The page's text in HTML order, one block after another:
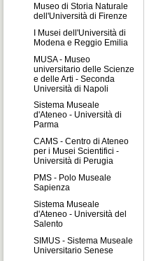
Museo di Storia Naturale
dell'Università di Firenze
I Musei dell'Università di
Modena e Reggio Emilia
MUSA - Museo
universitario delle Scienze
e delle Arti - Seconda
Università di Napoli
Sistema Museale
d'Ateneo - Università di
Parma
CAMS - Centro di Ateneo
per i Musei Scientifici -
Università di Perugia
PMS - Polo Museale
Sapienza
Sistema Museale
d'Ateneo - Università del
Salento
SIMUS - Sistema Museale
Universitario Senese